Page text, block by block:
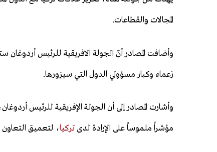
المجالات والقطاعات.
زعماء وكبار مسؤولي الدول التي سيزورها.
وأشارت المصادر إلى أن الجولة الإفريقية للرئيس
مؤشراً ملموساً على الإرادة لدى تركيا، لتعميق التعاون